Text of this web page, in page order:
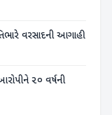
વરસાદની આગાહી
૨૦ વર્ષની